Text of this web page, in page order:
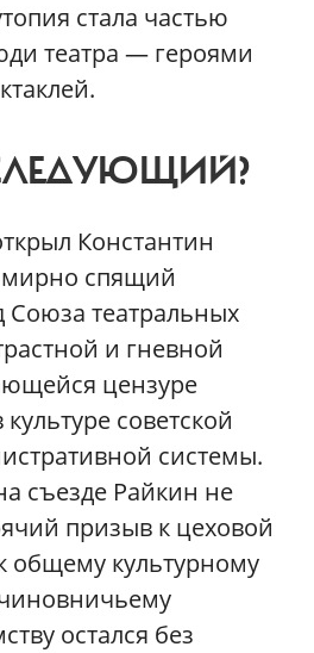
стала частью
театра — героями
Константин
мирно спящий
Союза театральных
и гневной
цензуре
советской
системы.
съезде Райкин не
призыв к цеховой
общему культурному
остался без